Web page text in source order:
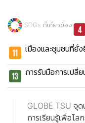
SDGs ที่เกี่ยวข้อง
เมืองและชุมชนที่ยั่ง
การรับมือการเปลี่
GLOBE TSU จุ
การเรียนรู้เพื่อโล